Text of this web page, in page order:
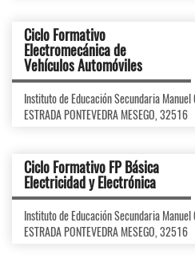
Ciclo Formativo
Electromecánica de
Vehículos Automóviles
Instituto de Educación Secundaria Manuel
ESTRADA PONTEVEDRA MESEGO, 32516
Ciclo Formativo FP Básica
Electricidad y Electrónica
Instituto de Educación Secundaria Manuel
ESTRADA PONTEVEDRA MESEGO, 32516